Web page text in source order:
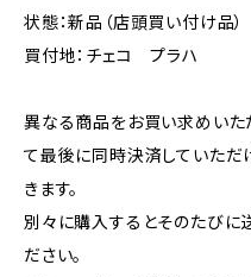
状態：新品（店頭買い付け品）
買付地：チェコ プラハ
異なる商品をお買い求めいた
て最後に同時決済していただ
きます。
別々に購入するとそのたびに
ださい。